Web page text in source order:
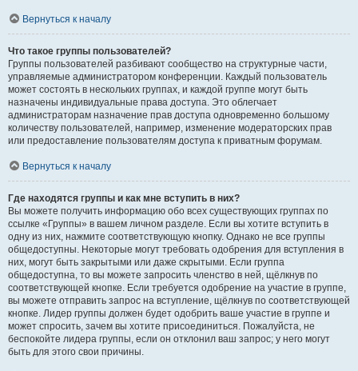
Вернуться к началу
Что такое группы пользователей?
Группы пользователей разбивают сообщество на структурные части,
управляемые администратором конференции. Каждый пользователь
может состоять в нескольких группах, и каждой группе могут быть
назначены индивидуальные права доступа. Это облегчает
администраторам назначение прав доступа одновременно большому
количеству пользователей, например, изменение модераторских прав
или предоставление пользователям доступа к приватным форумам.
Вернуться к началу
Где находятся группы и как мне вступить в них?
Вы можете получить информацию обо всех существующих группах по
ссылке «Группы» в вашем личном разделе. Если вы хотите вступить в
одну из них, нажмите соответствующую кнопку. Однако не все группы
общедоступны. Некоторые могут требовать одобрения для вступления в
них, могут быть закрытыми или даже скрытыми. Если группа
общедоступна, то вы можете запросить членство в ней, щёлкнув по
соответствующей кнопке. Если требуется одобрение на участие в группе,
вы можете отправить запрос на вступление, щёлкнув по соответствующей
кнопке. Лидер группы должен будет одобрить ваше участие в группе и
может спросить, зачем вы хотите присоединиться. Пожалуйста, не
беспокойте лидера группы, если он отклонил ваш запрос; у него могут
быть для этого свои причины.